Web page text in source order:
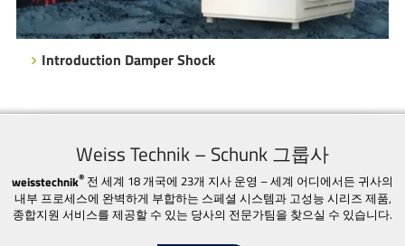
Introduction Damper Shock
Weiss Technik – Schunk 그룹사
weisstechnik® 전 세계 18 개국에 23개 지사 운영 – 세계 어디에서든 귀사의
내부 프로세스에 완벽하게 부합하는 스페셜 시스템과 고성능 시리즈 제품,
종합지원 서비스를 제공할 수 있는 당사의 전문가팀을 찾으실 수 있습니다.